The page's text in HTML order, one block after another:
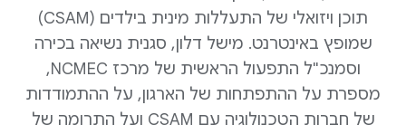
תוכן ויזואלי של התעללות מינית בילדים (CSAM)
שמופץ באינטרנט. מישל דלון, סגנית נשיאה בכירה
וסמנכ"ל התפעול הראשית של מרכז NCMEC,
מספרת על ההתפתחות של הארגון, על ההתמודדות
של חברות הטכנולוגיה עם CSAM ועל התרומה של